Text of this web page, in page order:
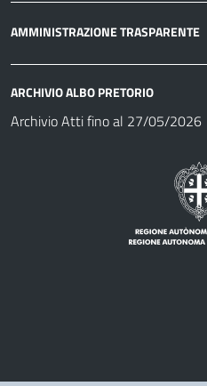
AMMINISTRAZIONE TRASPARENTE
ARCHIVIO ALBO PRETORIO
Archivio Atti fino al 27/05/2026